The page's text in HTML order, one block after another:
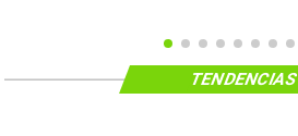
TENDENCIAS